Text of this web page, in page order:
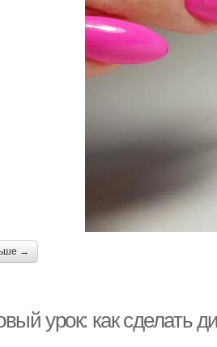
→
урок: как сделать